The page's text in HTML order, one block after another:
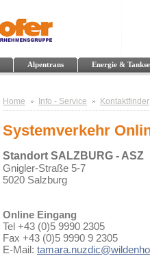
Alpentrans Energie &
Home Info - Service Kontaktfinder
Systemverkehr
Standort SALZBURG - ASZ
Gnigler-Straße 5-7
5020 Salzburg
Online Eingang
Tel +43 (0)5 9990 2305
Fax +43 (0)5 9990 9 2305
E-Mail: